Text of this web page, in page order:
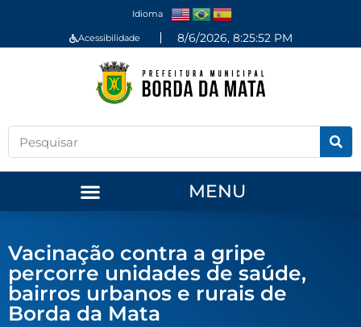
Idioma
Acessibilidade 8/6/2026, 8:25:53 PM
MENU
Vacinação contra a gripe
percorre unidades de saúde,
bairros urbanos e rurais de
Borda da Mata